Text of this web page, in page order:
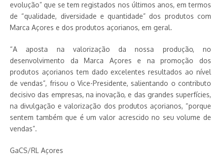
evolução” que se tem registados nos últimos anos, em termos
de “qualidade, diversidade e quantidade” dos produtos com
Marca Açores e dos produtos açorianos, em geral.
“A aposta na valorização da nossa produção, no
desenvolvimento da Marca Açores e na promoção dos
produtos açorianos tem dado excelentes resultados ao nível
de vendas”, frisou o Vice-Presidente, salientando o contributo
decisivo das empresas, na inovação, e das grandes superfícies,
na divulgação e valorização dos produtos açorianos, “porque
sentem também que é um valor acrescido no seu volume de
vendas”.
GaCS/RL Açores